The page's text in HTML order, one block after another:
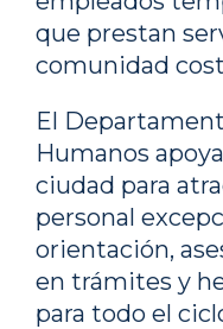
que prestan
comunidad
El
Humanos
ciudad para
personal
orientación,
en trámites y
para todo el